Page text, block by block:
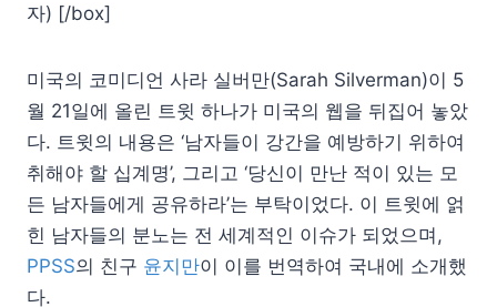
자) [/box]
미국의 코미디언 사라 실버만(Sarah Silverman)이 5
월 21일에 올린 트윗 하나가 미국의 웹을 뒤집어 놓았
다. 트윗의 내용은 ‘남자들이 강간을 예방하기 위하여
취해야 할 십계명’, 그리고 ‘당신이 만난 적이 있는 모
든 남자들에게 공유하라’는 부탁이었다. 이 트윗에 얽
힌 남자들의 분노는 전 세계적인 이슈가 되었으며,
PPSS의 친구 윤지만이 이를 번역하여 국내에 소개했
다.